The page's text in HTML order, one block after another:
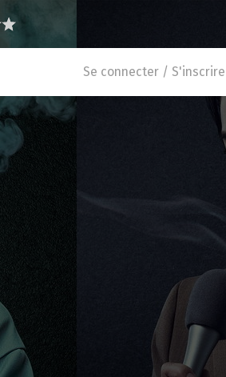
of Bel-Air 6.05
Se connecter / S'inscrire